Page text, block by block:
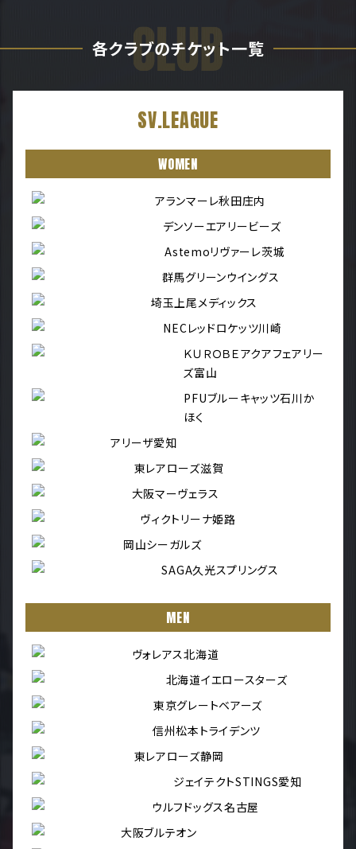
各クラブのチケット一覧
SV.LEAGUE
WOMEN
アランマーレ秋田庄内
デンソーエアリービーズ
Astemoリヴァーレ茨城
群馬グリーンウイングス
埼玉上尾メディックス
NECレッドロケッツ川崎
ＫＵＲＯＢＥアクアフェアリー
ズ富山
PFUブルーキャッツ石川か
ほく
アリーザ愛知
東レアローズ滋賀
大阪マーヴェラス
ヴィクトリーナ姫路
岡山シーガルズ
SAGA久光スプリングス
MEN
ヴォレアス北海道
北海道イエロースターズ
東京グレートベアーズ
信州松本トライデンツ
東レアローズ静岡
ジェイテクトSTINGS愛知
ウルフドッグス名古屋
大阪ブルテオン